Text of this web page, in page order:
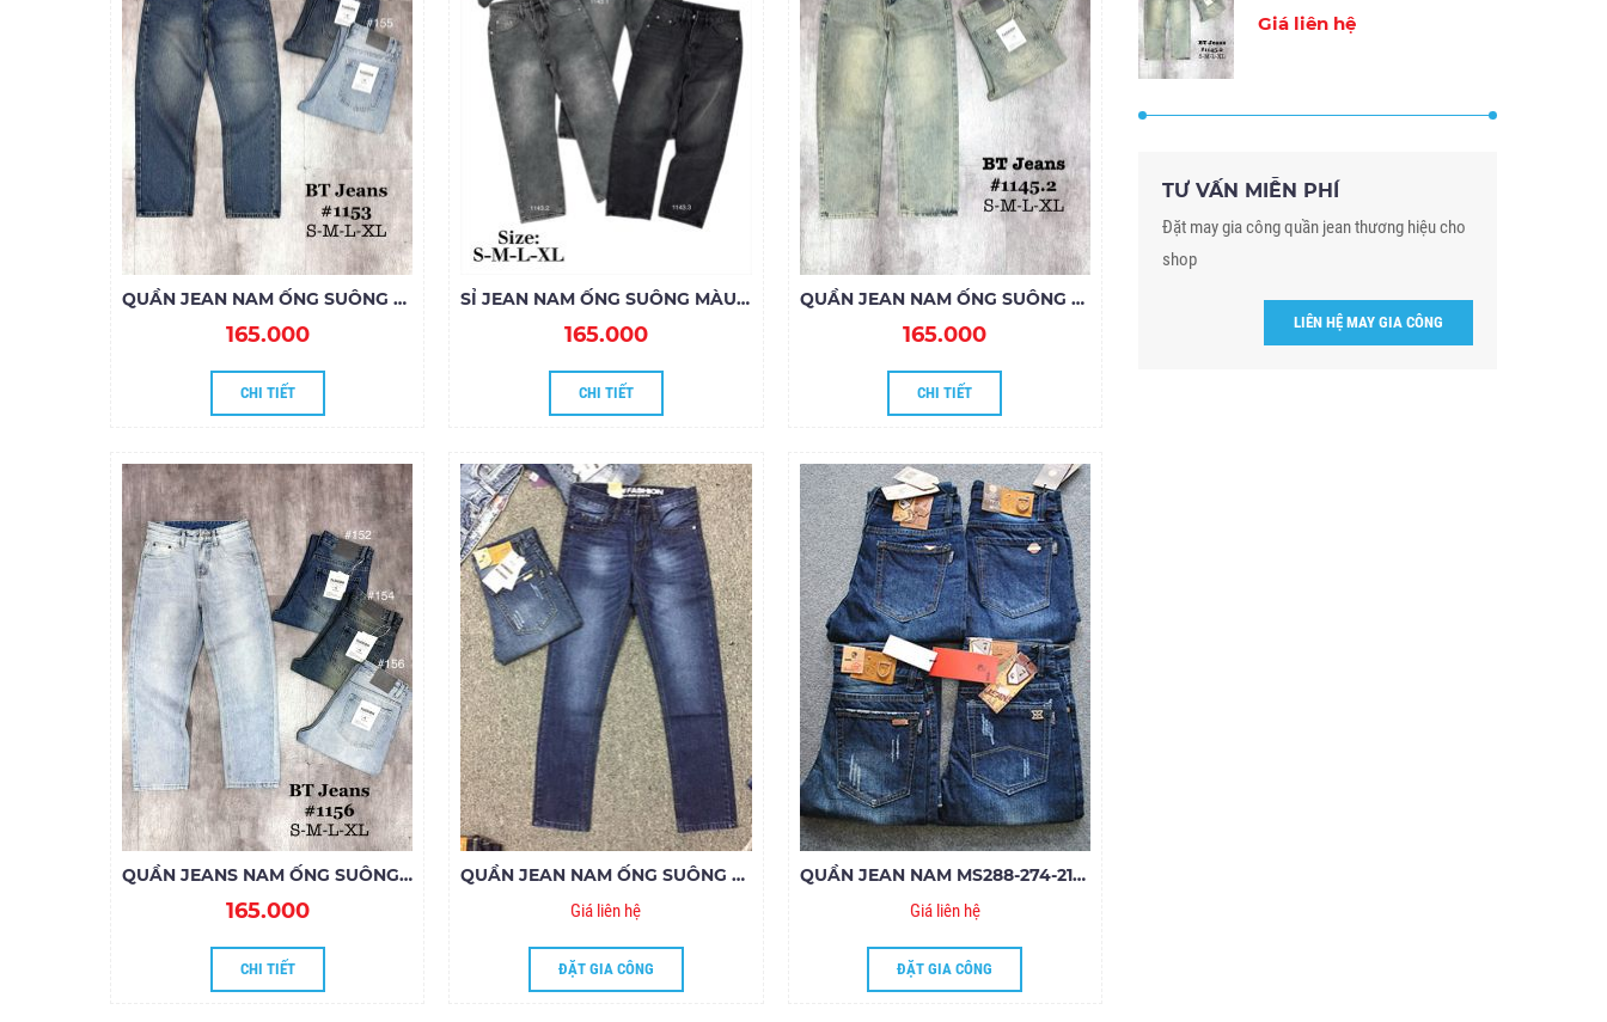
QUẦN JEAN NAM ỐNG SUÔNG XANH DƠ NHẸ 1153
165.000
CHI TIẾT
SỈ JEAN NAM ỐNG SUÔNG MÀU ĐẬM
165.000
CHI TIẾT
QUẦN JEAN NAM ỐNG SUÔNG RÊU-DƠ
165.000
CHI TIẾT
QUẦN JEANS NAM ỐNG SUÔNG 1156
165.000
CHI TIẾT
QUẦN JEAN NAM ỐNG SUÔNG 3516
Giá liên hệ
ĐẶT GIA CÔNG
QUẦN JEAN NAM MS288-274-215-325.185
Giá liên hệ
ĐẶT GIA CÔNG
Giá liên hệ
TƯ VẤN MIỄN PHÍ
Đặt may gia công quần jean thương hiệu cho
shop
LIÊN HỆ MAY GIA CÔNG